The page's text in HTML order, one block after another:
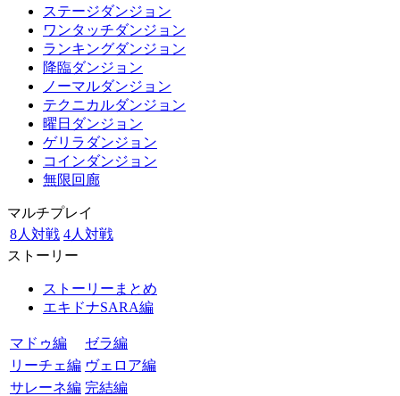
ステージダンジョン
ワンタッチダンジョン
ランキングダンジョン
降臨ダンジョン
ノーマルダンジョン
テクニカルダンジョン
曜日ダンジョン
ゲリラダンジョン
コインダンジョン
無限回廊
マルチプレイ
8人対戦 4人対戦
ストーリー
ストーリーまとめ
エキドナSARA編
マドゥ編
ゼラ編
リーチェ編 ヴェロア編
サレーネ編 完結編